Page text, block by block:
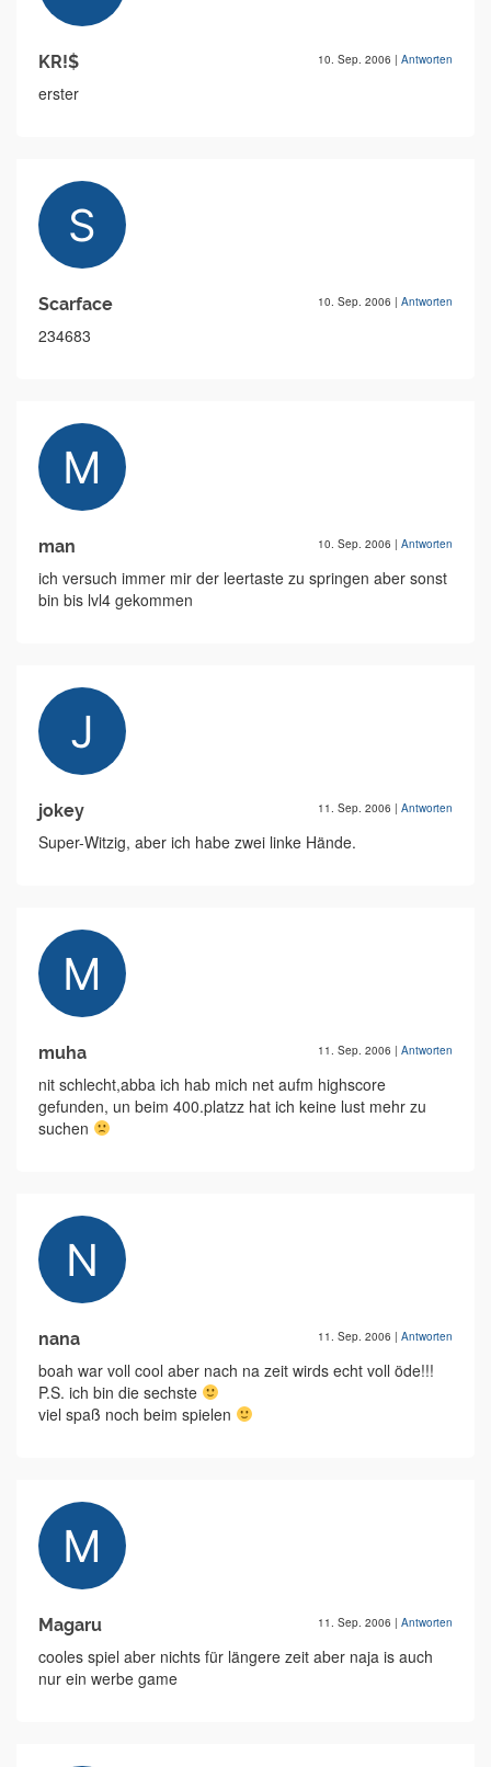
KR!$ 10. Sep. 2006 | Antworten
erster
Scarface 10. Sep. 2006 | Antworten
234683
man 10. Sep. 2006 | Antworten
ich versuch immer mir der leertaste zu springen aber sonst
bin bis lvl4 gekommen
jokey 11. Sep. 2006 | Antworten
Super-Witzig, aber ich habe zwei linke Hände.
muha 11. Sep. 2006 | Antworten
nit schlecht,abba ich hab mich net aufm highscore
gefunden, un beim 400.platzz hat ich keine lust mehr zu
suchen
nana 11. Sep. 2006 | Antworten
boah war voll cool aber nach na zeit wirds echt voll öde!!!
P.S. ich bin die sechste
viel spaß noch beim spielen
Magaru 11. Sep. 2006 | Antworten
cooles spiel aber nichts für längere zeit aber naja is auch
nur ein werbe game